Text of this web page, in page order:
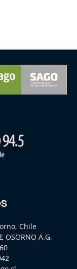
Chile
OSORNO A.G.